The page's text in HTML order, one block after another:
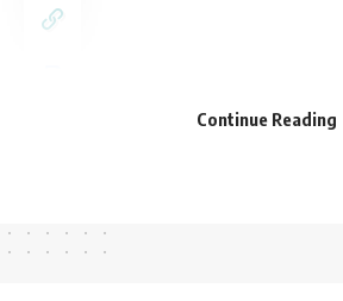
Continue Reading